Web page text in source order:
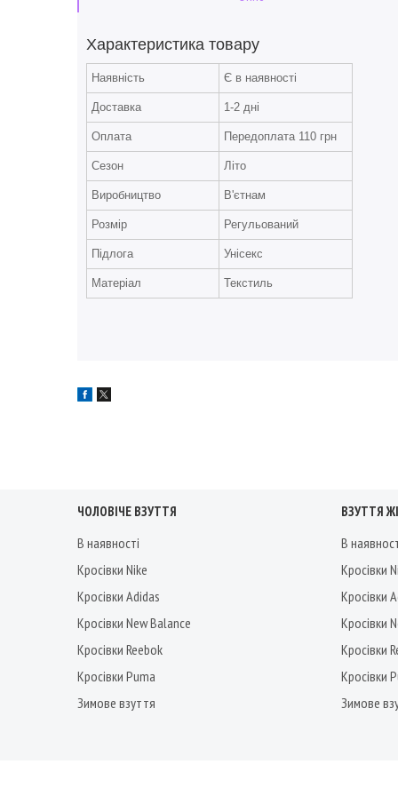
Характеристика товару
Наявність Є в наявності
Доставка 1-2 дні
Оплата Передоплата 110 грн
Сезон Літо
Виробництво В'єтнам
Розмір Регульований
Підлога Унісекс
Матеріал Текстиль
ЧОЛОВІЧЕ ВЗУТТЯ
В наявності
Кросівки Nike
Кросівки Adidas
Кросівки New Balance
Кросівки Reebok
Кросівки Puma
Зимове взуття
ВЗУТТЯ
В
Кросівки
Кросівки
Кросівки
Кросівки
Кросівки
Зимове